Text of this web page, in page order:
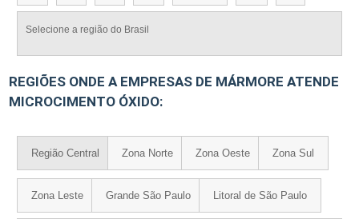
Selecione a região do Brasil
REGIÕES ONDE A EMPRESAS DE MÁRMORE ATENDE
MICROCIMENTO ÓXIDO:
Região Central Zona Norte Zona Oeste Zona Sul
Zona Leste Grande São Paulo Litoral de São Paulo